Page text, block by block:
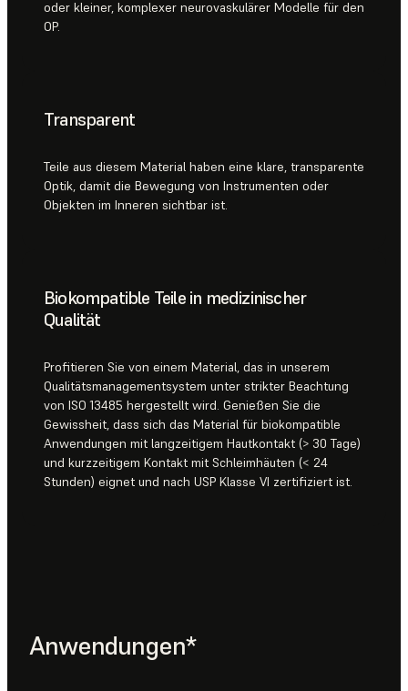
oder kleiner, komplexer neurovaskulärer Modelle für den
OP.
Transparent
Teile aus diesem Material haben eine klare, transparente
Optik, damit die Bewegung von Instrumenten oder
Objekten im Inneren sichtbar ist.
Biokompatible Teile in medizinischer
Qualität
Profitieren Sie von einem Material, das in unserem
Qualitätsmanagementsystem unter strikter Beachtung
von ISO 13485 hergestellt wird. Genießen Sie die
Gewissheit, dass sich das Material für biokompatible
Anwendungen mit langzeitigem Hautkontakt (> 30 Tage)
und kurzzeitigem Kontakt mit Schleimhäuten (< 24
Stunden) eignet und nach USP Klasse VI zertifiziert ist.
Anwendungen*